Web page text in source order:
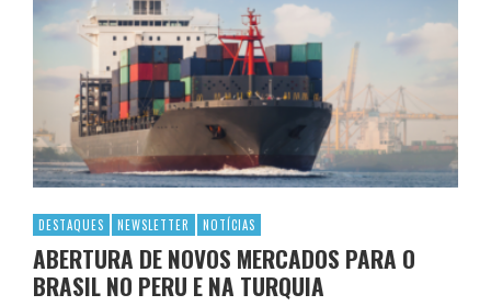
DESTAQUES NEWSLETTER NOTÍCIAS
ABERTURA DE NOVOS MERCADOS PARA O
BRASIL NO PERU E NA TURQUIA